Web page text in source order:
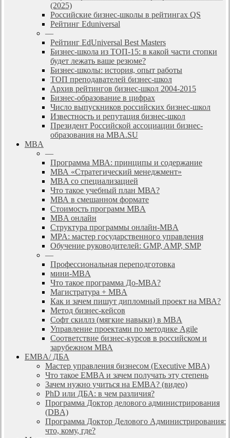
(2025)
Российские бизнес-школы в рейтингах QS
Рейтинг Eduniversal
—
Рейтинг EdUniversal Best Masters
Бизнес-школа из ТОП-15: в какой части стопки
будет лежать ваше резюме?
Бизнес-школы: история, опыт работы
ТОП преподавателей бизнес-школ
Архив рейтингов бизнес-школ 2004-2015
Бизнес-образование в цифрах
Число выпускников российских бизнес-школ
Известность и репутация бизнес-школ
Президент Российской ассоциации бизнес-
образования на MBA.SU
MBA
—
Программа МВА: принципы и содержание
МВА «Cтратегический менеджмент»
MBA со специализацией
Что такое учебный план МВА?
МВА в смешанном формате
Стоимость программ MBA
MBA онлайн
Cтруктура программы онлайн-MBA
MPA: мастер государственного управления
Обучение руководителей: GMP, AMP, SMP
—
Профессиональная переподготовка
мини-MBA
Что такое программа До-MBA?
Магистратура + MBA
Как и зачем пишут дипломный проект на МВА?
Метод бизнес-кейсов
Софт скиллз (мягкие навыки) в MBA
Управление проектами по методике Agile
Соответствие бизнес-курсов в российском и
зарубежном МВА
EMBA/ ДБA
Мастер управления бизнесом (Executive MBA)
Что такое EMBA и зачем получать эту степень
Зачем нужно учиться на EMBA? (видео)
PhD или ДБА: в чем различия?
Программа Доктор делового администрирования
(DBА)
Программа Доктор Делового Администрирования:
что, кому, где?